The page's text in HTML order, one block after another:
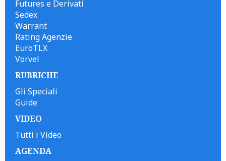
Futures e Derivati
Sedex
Warrant
Rating Agenzie
EuroTLX
Vorvel
RUBRICHE
Gli Speciali
Guide
VIDEO
Tutti i Video
AGENDA